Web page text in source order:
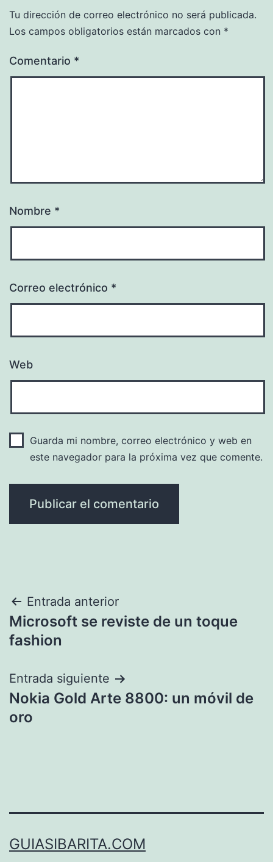
Tu dirección de correo electrónico no será publicada.
Los campos obligatorios están marcados con *
Comentario *
Nombre *
Correo electrónico *
Web
Guarda mi nombre, correo electrónico y web en
este navegador para la próxima vez que comente.
Navegación
de
Entrada anterior
Microsoft se reviste de un toque
fashion
Entrada siguiente
Nokia Gold Arte 8800: un móvil de
oro
GUIASIBARITA.COM